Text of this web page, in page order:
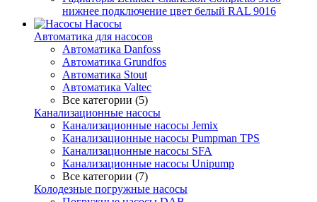
нижнее подключение цвет белый RAL 9016
Насосы
Автоматика для насосов
Автоматика Danfoss
Автоматика Grundfos
Автоматика Stout
Автоматика Valtec
Все категории (5)
Канализационные насосы
Канализационные насосы Jemix
Канализационные насосы Pumpman TPS
Канализационные насосы SFA
Канализационные насосы Unipump
Все категории (7)
Колодезные погружные насосы